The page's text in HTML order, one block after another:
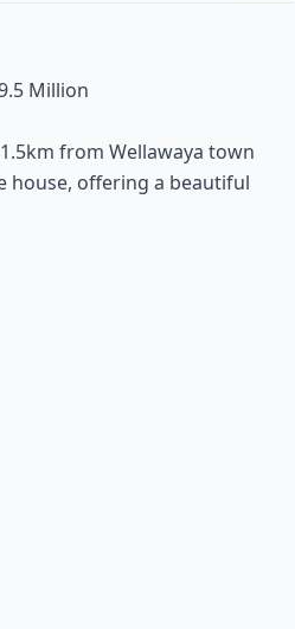
Million
from Wellawaya town
house, offering a beautiful